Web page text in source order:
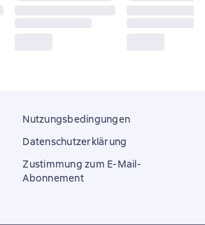
Nutzungsbedingungen
Datenschutzerklärung
Zustimmung zum E-Mail-
Abonnement